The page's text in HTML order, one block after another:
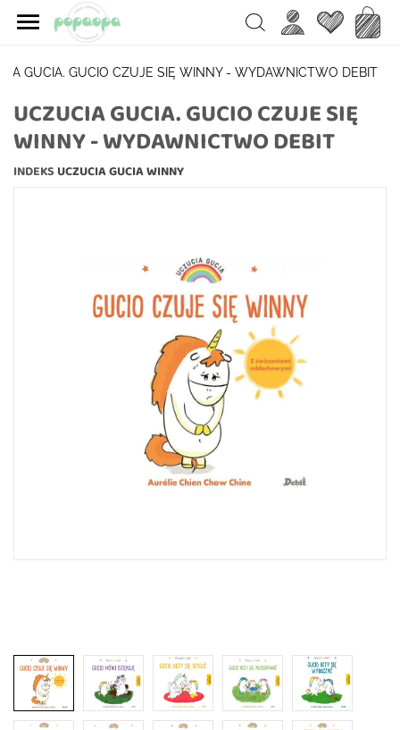
 Search Ulubione
GUCIA. GUCIO CZUJE SIĘ WINNY - WYDAWNICTWO DEBIT
UCZUCIA GUCIA. GUCIO CZUJE SIĘ
WINNY - WYDAWNICTWO DEBIT
INDEKS UCZUCIA GUCIA WINNY